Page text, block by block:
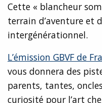
Cette « blancheur
terrain d’aventure et
intergénérationnel.
L’émission GBVF de
vous donnera des
parents, tantes,
curiosité pour l’art